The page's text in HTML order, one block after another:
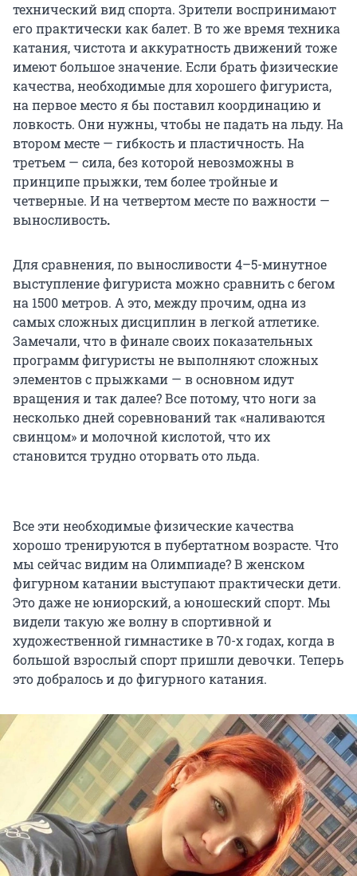
технический вид спорта. Зрители воспринимают
его практически как балет. В то же время техника
катания, чистота и аккуратность движений тоже
имеют большое значение. Если брать физические
качества, необходимые для хорошего фигуриста,
на первое место я бы поставил координацию и
ловкость. Они нужны, чтобы не падать на льду. На
втором месте — гибкость и пластичность. На
третьем — сила, без которой невозможны в
принципе прыжки, тем более тройные и
четверные. И на четвертом месте по важности —
выносливость.
Для сравнения, по выносливости 4–5-минутное
выступление фигуриста можно сравнить с бегом
на 1500 метров. А это, между прочим, одна из
самых сложных дисциплин в легкой атлетике.
Замечали, что в финале своих показательных
программ фигуристы не выполняют сложных
элементов с прыжками — в основном идут
вращения и так далее? Все потому, что ноги за
несколько дней соревнований так «наливаются
свинцом» и молочной кислотой, что их
становится трудно оторвать ото льда.
Все эти необходимые физические качества
хорошо тренируются в пубертатном возрасте. Что
мы сейчас видим на Олимпиаде? В женском
фигурном катании выступают практически дети.
Это даже не юниорский, а юношеский спорт. Мы
видели такую же волну в спортивной и
художественной гимнастике в 70-х годах, когда в
большой взрослый спорт пришли девочки. Теперь
это добралось и до фигурного катания.